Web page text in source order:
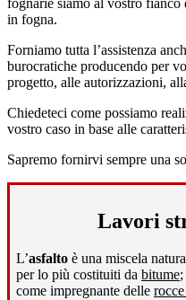
in fogna.
Forniamo tutta l’assistenza
burocratiche producendo per
progetto, alle autorizzazioni,
Chiedeteci come possiamo
vostro caso in base alle
Sapremo fornirvi sempre una
Lavori
L’asfalto è una miscela
per lo più costituiti da bitume
come impregnante delle